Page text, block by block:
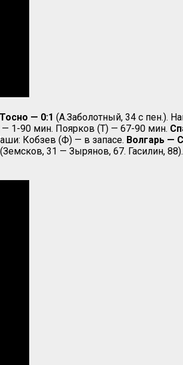
— 0:1 (А.Заболотный, 34 с пен.).
1-90 мин. Поярков (Т) — 67-90 мин.
Кобзев (Ф) — в запасе. Волгарь —
(Земсков, 31 — Зырянов, 67. Гасилин,